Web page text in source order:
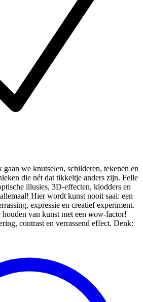
gaan we knutselen, schilderen, tekenen en
die nét dat tikkeltje anders zijn. Felle
illusies, 3D-effecten, klodders en
Hier wordt kunst nooit saai: een
expressie en creatief experiment.
van kunst met een wow-factor!
contrast en verrassend effect. Denk: